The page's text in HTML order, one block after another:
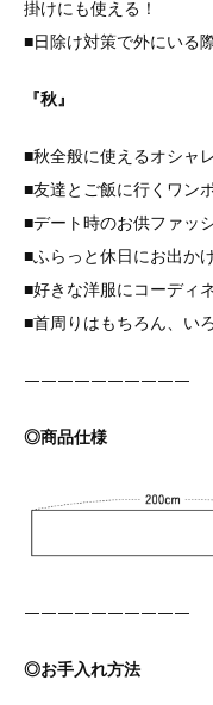
掛けにも使える！
■日除け対策で外にいる
『秋』
■秋全般に使えるオシャ
■友達とご飯に行くワン
■デート時のお供ファッ
■ふらっと休日にお出か
■好きな洋服にコーディ
■首周りはもちろん、い
——————————
◎商品仕様
——————————
◎お手入れ方法